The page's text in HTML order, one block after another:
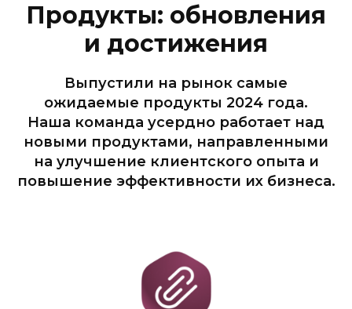
Продукты: обновления
и достижения
Выпустили на рынок самые
ожидаемые продукты 2024 года.
Наша команда усердно работает над
новыми продуктами, направленными
на улучшение клиентского опыта и
повышение эффективности их бизнеса.